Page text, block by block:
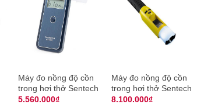
Máy đo nồng độ cồn
trong hơi thở Sentech
AL9000
5.560.000₫
Máy đo nồng độ cồn
trong hơi thở Sentech
iblow 10 (vali)
8.100.000₫